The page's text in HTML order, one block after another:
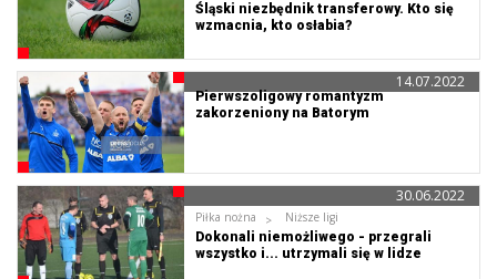
Śląski niezbędnik transferowy. Kto się
wzmacnia, kto osłabia?
Pierwszoligowy romantyzm
zakorzeniony na Batorym
14.07.2022
Piłka nożna
Niższe ligi
Dokonali niemożliwego - przegrali
wszystko i... utrzymali się w lidze
30.06.2022